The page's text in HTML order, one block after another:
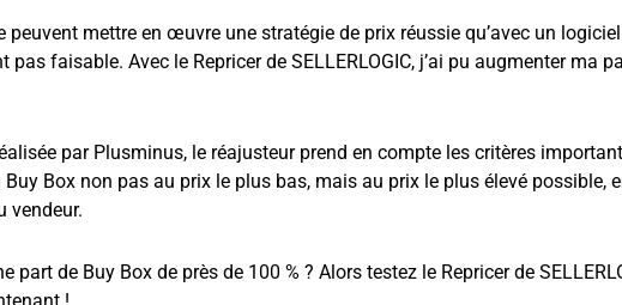
peuvent mettre en œuvre une stratégie de prix réussie qu’avec un
faisable. Avec le Repricer de SELLERLOGIC, j’ai pu augmenter ma
par Plusminus, le réajusteur prend en compte les critères
Buy Box non pas au prix le plus bas, mais au prix le plus élevé possible,
vendeur.
part de Buy Box de près de 100 % ? Alors testez le Repricer de